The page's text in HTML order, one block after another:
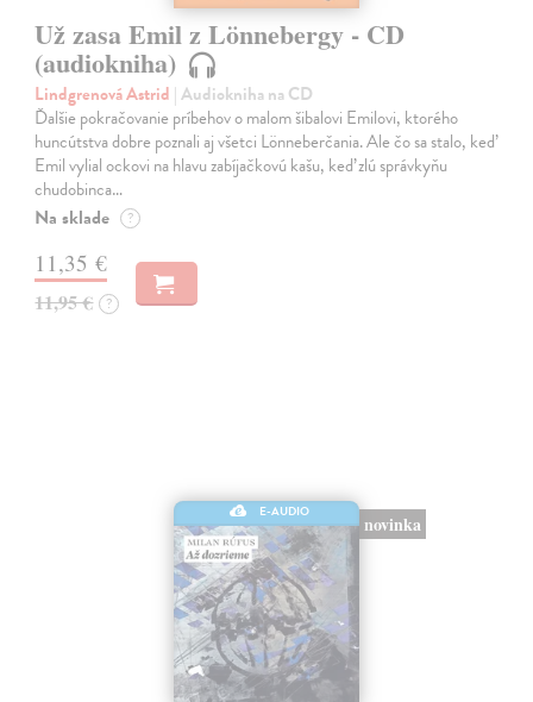
Už zasa Emil z Lönnebergy - CD
(audiokniha)
Lindgrenová Astrid | Audiokniha na CD
Ďalšie pokračovanie príbehov o malom šibalovi Emilovi, ktorého
huncútstva dobre poznali aj všetci Lönneberčania. Ale čo sa stalo, keď
Emil vylial ockovi na hlavu zabíjačkovú kašu, keď zlú správkyňu
chudobinca…
Na sklade ?
11,35 €
11,95 € ?
E-AUDIO
novinka